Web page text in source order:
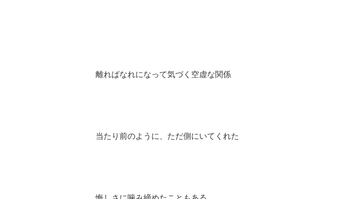
離ればなれになって気づく空虚な関係
当たり前のように、ただ側にいてくれた